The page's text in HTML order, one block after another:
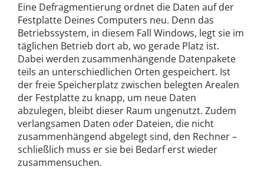
Eine Defragmentierung ordnet die Daten auf der
Festplatte Deines Computers neu. Denn das
Betriebssystem, in diesem Fall Windows, legt sie im
täglichen Betrieb dort ab, wo gerade Platz ist.
Dabei werden zusammenhängende Datenpakete
teils an unterschiedlichen Orten gespeichert. Ist
der freie Speicherplatz zwischen belegten Arealen
der Festplatte zu knapp, um neue Daten
abzulegen, bleibt dieser Raum ungenutzt. Zudem
verlangsamen Daten oder Dateien, die nicht
zusammenhängend abgelegt sind, den Rechner –
schließlich muss er sie bei Bedarf erst wieder
zusammensuchen.